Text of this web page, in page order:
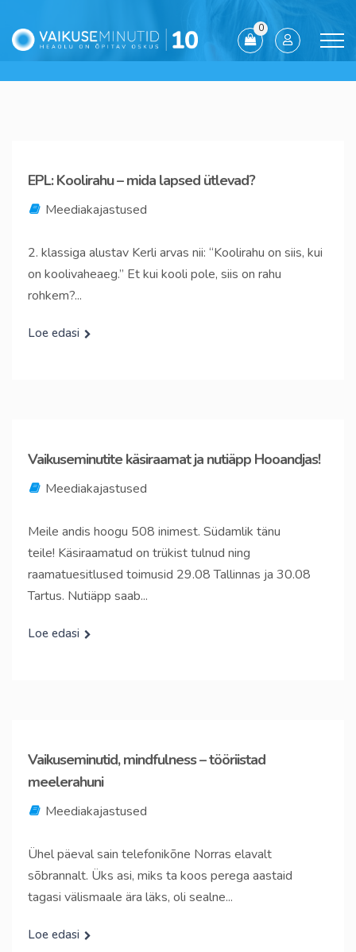
0
EPL: Koolirahu – mida lapsed ütlevad?
Meediakajastused
2. klassiga alustav Kerli arvas nii: “Koolirahu on siis, kui
on koolivaheaeg.” Et kui kooli pole, siis on rahu
rohkem?...
Loe edasi
Vaikuseminutite käsiraamat ja nutiäpp Hooandjas!
Meediakajastused
Meile andis hoogu 508 inimest. Südamlik tänu
teile! Käsiraamatud on trükist tulnud ning
raamatuesitlused toimusid 29.08 Tallinnas ja 30.08
Tartus. Nutiäpp saab...
Loe edasi
Vaikuseminutid, mindfulness – tööriistad
meelerahuni
Meediakajastused
Ühel päeval sain telefonikõne Norras elavalt
sõbrannalt. Üks asi, miks ta koos perega aastaid
tagasi välismaale ära läks, oli sealne...
Loe edasi